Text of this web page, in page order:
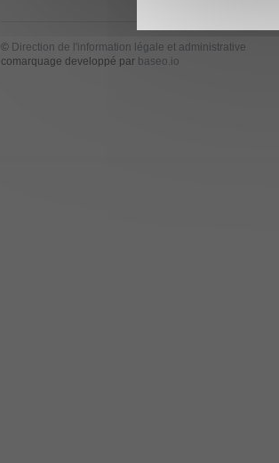
© Direction de l'information légale et administrative
comarquage developpé par baseo.io